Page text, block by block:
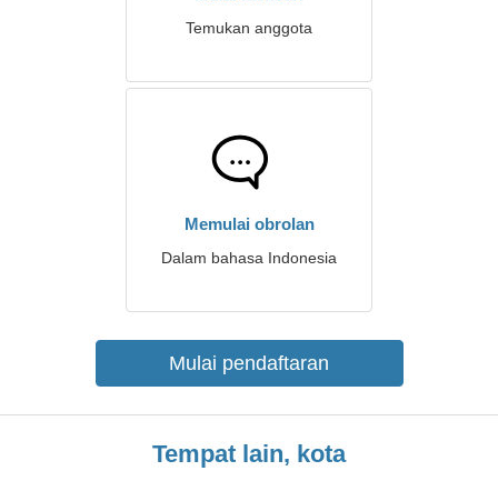
Temukan anggota
Memulai obrolan
Dalam bahasa Indonesia
Mulai pendaftaran
Tempat lain, kota